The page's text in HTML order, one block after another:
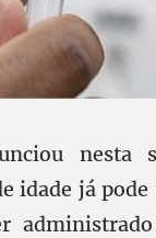
nesta
idade já